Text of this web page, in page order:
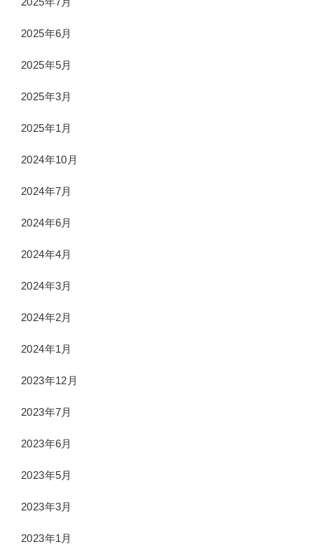
2025年6月
2025年5月
2025年3月
2025年1月
2024年10月
2024年7月
2024年6月
2024年4月
2024年3月
2024年2月
2024年1月
2023年12月
2023年7月
2023年6月
2023年5月
2023年3月
2023年1月